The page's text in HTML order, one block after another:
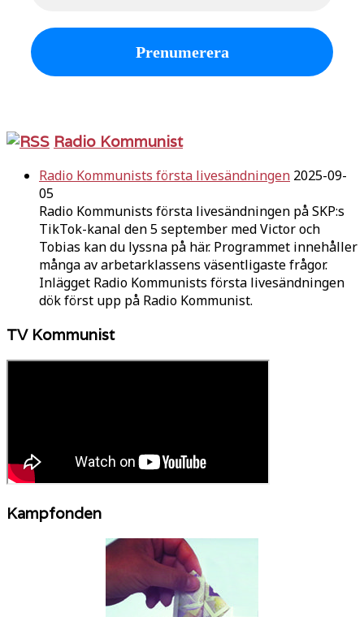
Radio Kommunist
Radio Kommunists första livesändningen 2025-09-
05
Radio Kommunists första livesändningen på SKP:s
TikTok-kanal den 5 september med Victor och
Tobias kan du lyssna på här. Programmet innehåller
många av arbetarklassens väsentligaste frågor.
Inlägget Radio Kommunists första livesändningen
dök först upp på Radio Kommunist.
TV Kommunist
Kampfonden